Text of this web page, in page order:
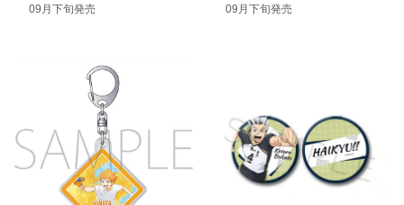
09月下旬発売 09月下旬発売